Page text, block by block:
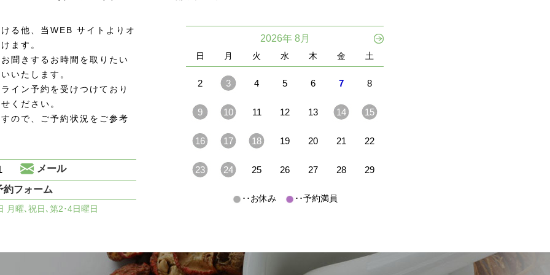
る他、当WEB サイトよりオ
ます。
聞きするお時間を取りたい
いたします。
イン予約を受けつけており
ください。
ので、ご予約状況をご参考
メール
約フォーム
月曜､祝日､第2･4日曜日
2026年 8月
日 月 火 水 木 金 土
2 3 4 5 6 7 8
9 10 11 12 13 14 15
16 17 18 19 20 21 22
23 24 25 26 27 28 29
･･お休み ･･予約満員